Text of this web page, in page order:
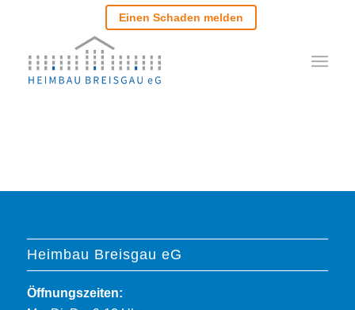
Einen Schaden melden
Heimbau Breisgau eG
Öffnungszeiten: